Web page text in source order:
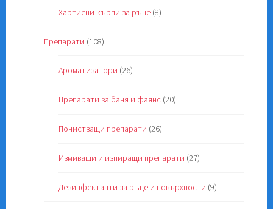
Хартиени кърпи за ръце (8)
Препарати (108)
Ароматизатори (26)
Препарати за баня и фаянс (20)
Почистващи препарати (26)
Измиващи и изпиращи препарати (27)
Дезинфектанти за ръце и повърхности (9)